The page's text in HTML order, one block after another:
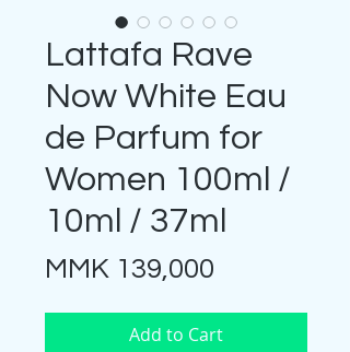
Lattafa Rave
Now White Eau
de Parfum for
Women 100ml /
10ml / 37ml
MMK 139,000
Add to Cart